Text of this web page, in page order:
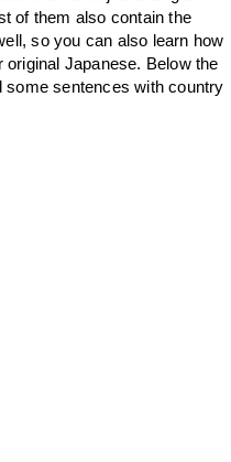
of them also contain the
so you can also learn how
Japanese. Below the
some sentences with country